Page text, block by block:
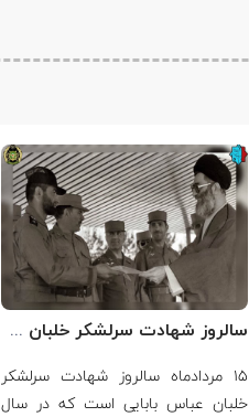
سالروز شهادت سرلشکر خلبان عباس بابایی
۱۵ مردادماه سالروز شهادت سرلشکر
خلبان عباس بابایی است که در سال